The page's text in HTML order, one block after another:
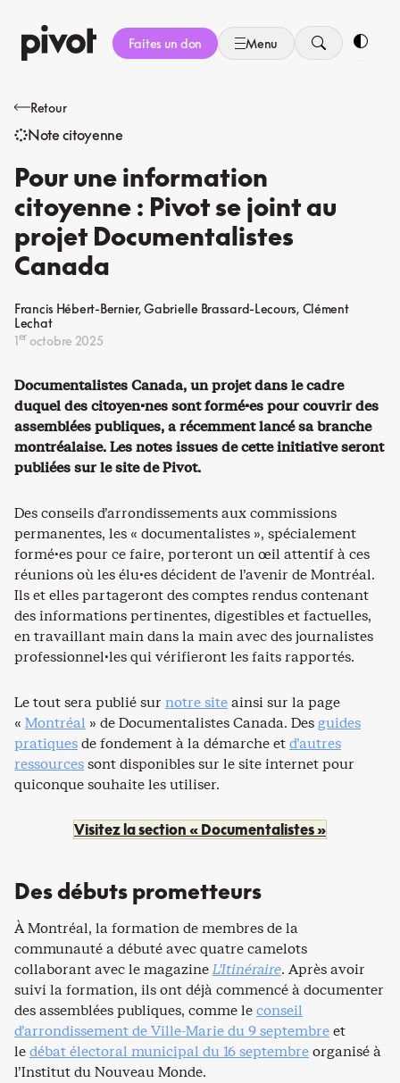
au
contenu
Faites un don Menu
Retour
Note citoyenne
Pour une information
citoyenne : Pivot se joint au
projet Documentalistes
Canada
Francis Hébert-Bernier Gabrielle Brassard-Lecours Clément
Lechat
1er octobre 2025
Documentalistes Canada, un projet dans le cadre
duquel des citoyen·nes sont formé·es pour couvrir des
assemblées publiques, a récemment lancé sa branche
montréalaise. Les notes issues de cette initiative seront
publiées sur le site de Pivot.
Des conseils d’arrondissements aux commissions
permanentes, les « documentalistes », spécialement
formé·es pour ce faire, porteront un œil attentif à ces
réunions où les élu·es décident de l’avenir de Montréal.
Ils et elles partageront des comptes rendus contenant
des informations pertinentes, digestibles et factuelles,
en travaillant main dans la main avec des journalistes
professionnel·les qui vérifieront les faits rapportés.
Le tout sera publié sur notre siteainsi sur la page
« Montréal » de Documentalistes Canada. Desguides
pratiquesde fondement à la démarche etd’autres
ressourcessont disponibles sur le site internet pour
quiconque souhaite les utiliser.
Visitez la section « Documentalistes »
Des débuts prometteurs
À Montréal, la formation de membres de la
communauté a débuté avec quatre camelots
collaborant avec le magazineL’Itinéraire. Après avoir
suivi la formation, ils ont déjà commencé à documenter
des assemblées publiques, comme leconseil
d’arrondissement de Ville-Marie du 9 septembreet
ledébat électoral municipal du 16 septembreorganisé à
l’Institut du Nouveau Monde.